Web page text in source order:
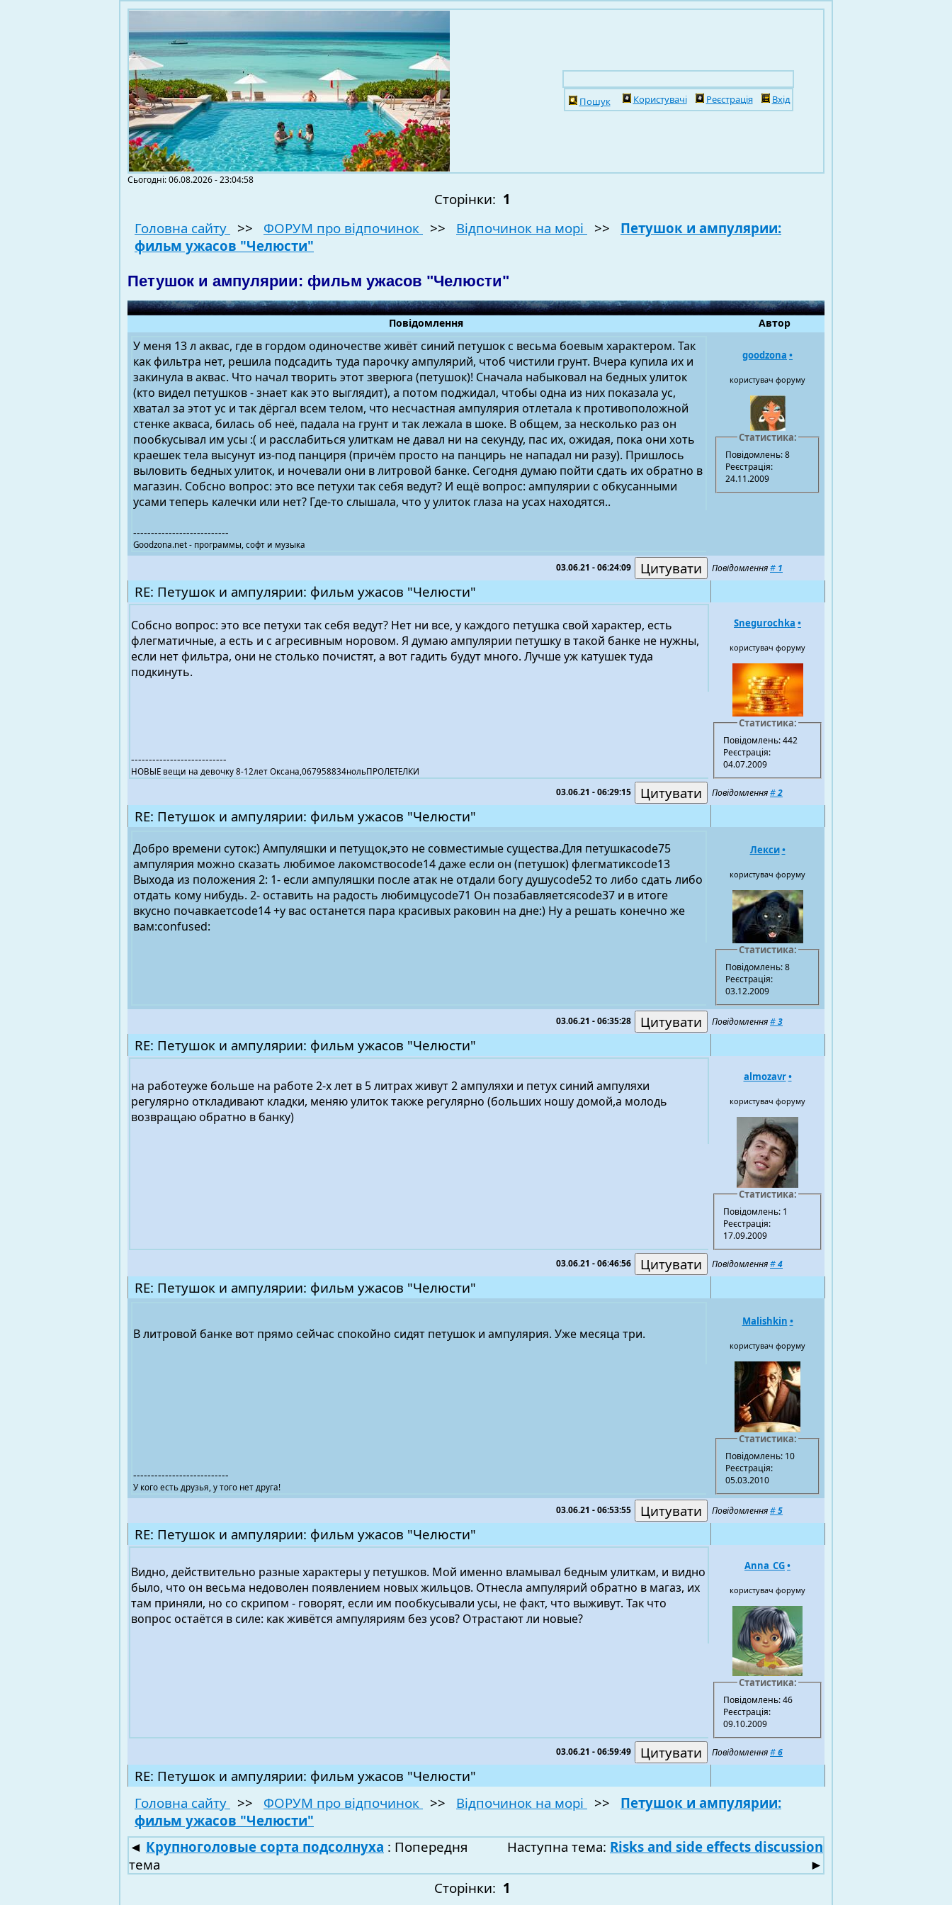
Пошук Користувачі Реєстрація Вхід
Сьогодні: 06.08.2026 - 23:04:58
Сторінки: 1
Головна сайту
>> ФОРУМ про відпочинок >> Відпочинок на морі >> Петушок и ампулярии:
фильм ужасов "Челюсти"
Петушок и ампулярии: фильм ужасов "Челюсти"
Повідомлення Автор
У меня 13 л аквас, где в гордом одиночестве живёт синий петушок с весьма боевым характером. Так
как фильтра нет, решила подсадить туда парочку ампулярий, чтоб чистили грунт. Вчера купила их и
закинула в аквас. Что начал творить этот зверюга (петушок)! Сначала набыковал на бедных улиток
(кто видел петушков - знает как это выглядит), а потом поджидал, чтобы одна из них показала ус,
хватал за этот ус и так дёргал всем телом, что несчастная ампулярия отлетала к противоположной
стенке акваса, билась об неё, падала на грунт и так лежала в шоке. В общем, за несколько раз он
пообкусывал им усы :( и расслабиться улиткам не давал ни на секунду, пас их, ожидая, пока они хоть
краешек тела высунут из-под панциря (причём просто на панцирь не нападал ни разу). Пришлось
выловить бедных улиток, и ночевали они в литровой банке. Сегодня думаю пойти сдать их обратно в
магазин. Собсно вопрос: это все петухи так себя ведут? И ещё вопрос: ампулярии с обкусанными
усами теперь калечки или нет? Где-то слышала, что у улиток глаза на усах находятся..
---------------------------
Goodzona.net - программы, софт и музыка
goodzona •
користувач форуму
Статистика:
Повідомлень: 8
Реєстрація:
24.11.2009
03.06.21 - 06:24:09 Повідомлення# 1
RE: Петушок и ампулярии: фильм ужасов "Челюсти"
Собсно вопрос: это все петухи так себя ведут? Нет ни все, у каждого петушка свой характер, есть
флегматичные, а есть и с агресивным норовом. Я думаю ампулярии петушку в такой банке не нужны,
если нет фильтра, они не столько почистят, а вот гадить будут много. Лучше уж катушек туда
подкинуть.
---------------------------
НОВЫЕ вещи на девочку 8-12лет Оксана,067958834нольПРОЛЕТЕЛКИ
Snegurochka •
користувач форуму
Статистика:
Повідомлень: 442
Реєстрація:
04.07.2009
03.06.21 - 06:29:15 Повідомлення#2
RE: Петушок и ампулярии: фильм ужасов "Челюсти"
Добро времени суток:) Ампуляшки и петущок,это не совместимые существа.Для петушкаcode75
ампулярия можно сказать любимое лакомствоcode14 даже если он (петушок) флегматикcode13
Выхода из положения 2: 1- если ампуляшки после атак не отдали богу душуcode52 то либо сдать либо
отдать кому нибудь. 2- оставить на радость любимцуcode71 Он позабавляетсяcode37 и в итоге
вкусно почавкаетcode14 +у вас останется пара красивых раковин на дне:) Ну а решать конечно же
вам:confused:
Лекси•
користувач форуму
Статистика:
Повідомлень: 8
Реєстрація:
03.12.2009
03.06.21 - 06:35:28 Повідомлення#3
RE: Петушок и ампулярии: фильм ужасов "Челюсти"
на работеуже больше на работе 2-х лет в 5 литрах живут 2 ампуляхи и петух синий ампуляхи
регулярно откладивают кладки, меняю улиток также регулярно (больших ношу домой,а молодь
возвращаю обратно в банку)
almozavr•
користувач форуму
Статистика:
Повідомлень: 1
Реєстрація:
17.09.2009
03.06.21 - 06:46:56 Повідомлення#4
RE: Петушок и ампулярии: фильм ужасов "Челюсти"
В литровой банке вот прямо сейчас спокойно сидят петушок и ампулярия. Уже месяца три.
---------------------------
У кого есть друзья, у того нет друга!
Malishkin •
користувач форуму
Статистика:
Повідомлень: 10
Реєстрація:
05.03.2010
03.06.21 - 06:53:55 Повідомлення#5
RE: Петушок и ампулярии: фильм ужасов "Челюсти"
Видно, действительно разные характеры у петушков. Мой именно вламывал бедным улиткам, и видно
было, что он весьма недоволен появлением новых жильцов. Отнесла ампулярий обратно в магаз, их
там приняли, но со скрипом - говорят, если им пообкусывали усы, не факт, что выживут. Так что
вопрос остаётся в силе: как живётся ампуляриям без усов? Отрастают ли новые?
Anna_CG•
користувач форуму
Статистика:
Повідомлень: 46
Реєстрація:
09.10.2009
03.06.21 - 06:59:49 Повідомлення#6
RE: Петушок и ампулярии: фильм ужасов "Челюсти"
Головна сайту
>> ФОРУМ про відпочинок >> Відпочинок на морі >> Петушок и ампулярии:
фильм ужасов "Челюсти"
◄ Крупноголовые сорта подсолнуха : Попередня
тема
Наступна тема: Risks and side effects discussion
►
Сторінки: 1